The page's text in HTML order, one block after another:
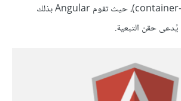
حاويات (container-managed)، حيث تقوم Angular بذلك
يُدعى حقن التبعية.